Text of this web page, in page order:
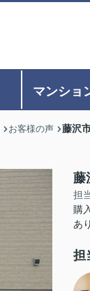
マンショ
お客様の声 藤沢
担
購
あ
担